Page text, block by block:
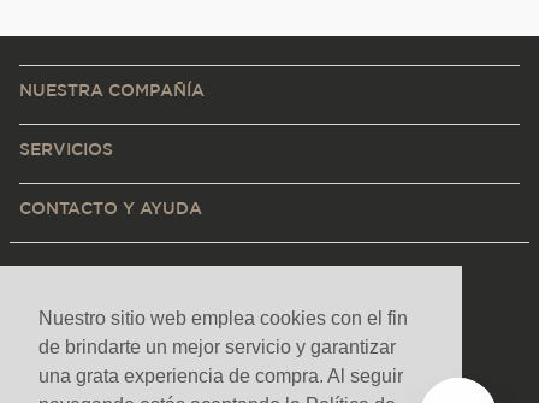
Nuestro sitio web emplea cookies con el fin
de brindarte un mejor servicio y garantizar
una grata experiencia de compra. Al seguir
NUESTRA COMPAÑÍA
SERVICIOS
CONTACTO Y AYUDA